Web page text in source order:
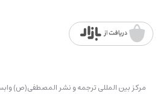
مرکز بین المللی ترجمه و نشر المصطفی(ص)